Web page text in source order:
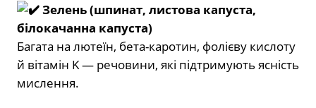
Зелень (шпинат, листова капуста,
білокачанна капуста)
Багата на лютеїн, бета-каротин, фолієву кислоту
й вітамін K — речовини, які підтримують ясність
мислення.